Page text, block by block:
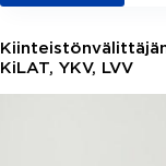
-
kysely:
KiLAT, YKV, LVV